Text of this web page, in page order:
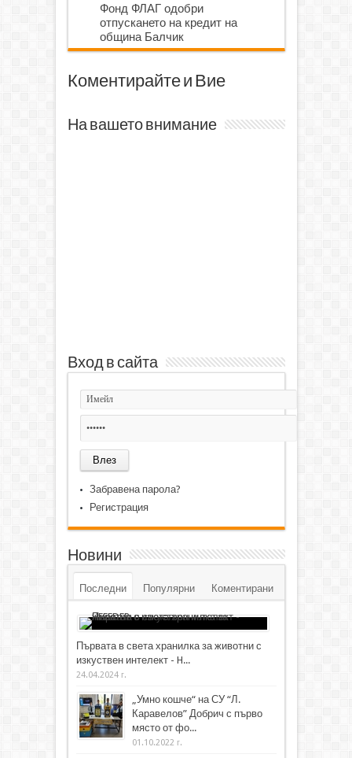
Фонд ФЛАГ одобри
отпускането на кредит на
община Балчик
Коментирайте и Вие
На вашето внимание
Вход в сайта
Забравена парола?
Регистрация
Новини
Последни Популярни Коментирани
Първата в света хранилка за животни с
изкуствен интелект - H...
24.04.2024 г.
„Умно кошче“ на СУ “Л.
Каравелов” Добрич с първо
място от фо...
01.10.2022 г.